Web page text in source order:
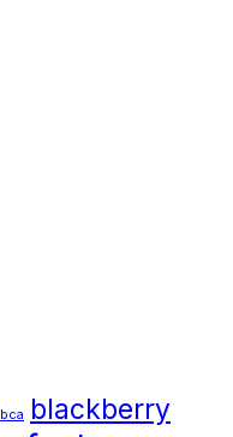
bca blackberry